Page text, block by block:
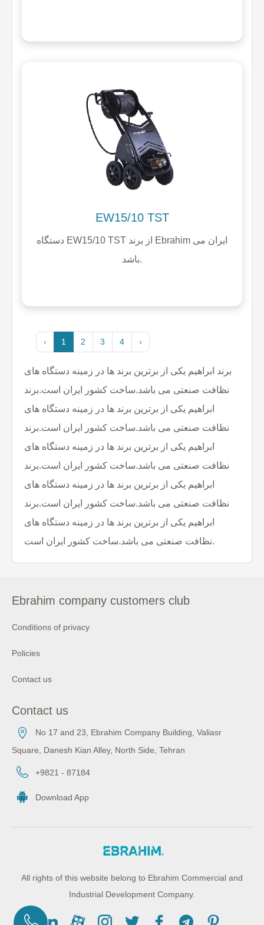
EW15/10 TST
دستگاه EW15/10 TST از برند Ebrahim ایران می
باشد.
‹ 1 2 3 4 ›
برند ابراهیم یکی از برترین برند ها در زمینه دستگاه های
نظافت صنعتی می باشد.ساخت کشور ایران است.برند
ابراهیم یکی از برترین برند ها در زمینه دستگاه های
نظافت صنعتی می باشد.ساخت کشور ایران است.برند
ابراهیم یکی از برترین برند ها در زمینه دستگاه های
نظافت صنعتی می باشد.ساخت کشور ایران است.برند
ابراهیم یکی از برترین برند ها در زمینه دستگاه های
نظافت صنعتی می باشد.ساخت کشور ایران است.برند
ابراهیم یکی از برترین برند ها در زمینه دستگاه های
نظافت صنعتی می باشد.ساخت کشور ایران است.
Ebrahim company customers club
Conditions of privacy
Policies
Contact us
Contact us
No 17 and 23, Ebrahim Company Building, Valiasr
Square, Danesh Kian Alley, North Side, Tehran
+9821 - 87184
Download App
All rights of this website belong to Ebrahim Commercial and
Industrial Development Company.